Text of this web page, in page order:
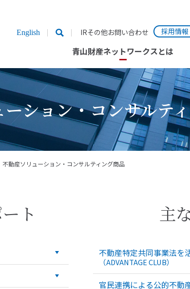
English IRその他お問い合わせ 採用情報
青山財産ネットワークスとは
ション・コンサルテ
不動産ソリューション・コンサルティング商品
ト 主
不動産特定共同事業法を
（ADVANTAGE CLUB）
官民連携による公的不動